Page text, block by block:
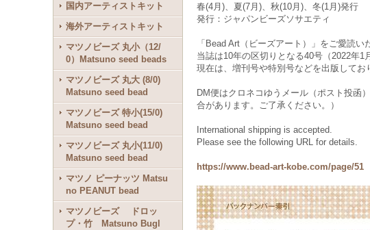
国内アーティストキット
海外アーティストキット
マツノビーズ 丸小（12/
0）Matsuno seed beads
マツノビーズ 丸大 (8/0)
Matsuno seed bead
マツノビーズ 特小(15/0)
Matsuno seed bead
マツノビーズ 丸小(11/0)
Matsuno seed bead
マツノ ピーナッツ Matsu
no PEANUT bead
マツノビーズ ドロッ
プ・竹 Matsuno Bugl
春(4月)、夏(7月)、秋(10月)、冬(1月)発行
発行：ジャパンビーズソサエティ
「Bead Art（ビーズアート）」をご愛読い
当誌は10年の区切りとなる40号（2022年1
現在は、増刊号や特別号などを出版してお
DM便はクロネコゆうメール（ポスト投函
合があります。ご了承ください。）
International shipping is accepted.
Please see the following URL for details.
https://www.bead-art-kobe.com/page/51